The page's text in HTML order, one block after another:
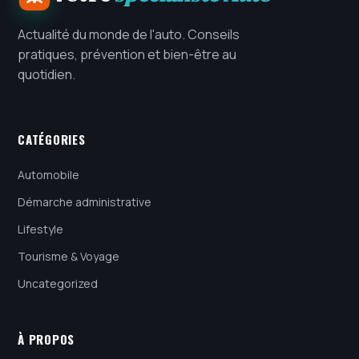
Actualité du monde de l'auto. Conseils
pratiques, prévention et bien-être au
quotidien.
CATÉGORIES
Automobile
Démarche administrative
Lifestyle
Tourisme & Voyage
Uncategorized
À PROPOS